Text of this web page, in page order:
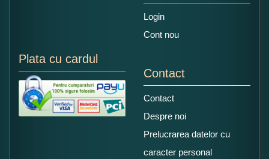
Login
Cont nou
Plata cu cardul
Contact
Contact
Despre noi
Prelucrarea datelor cu
caracter personal